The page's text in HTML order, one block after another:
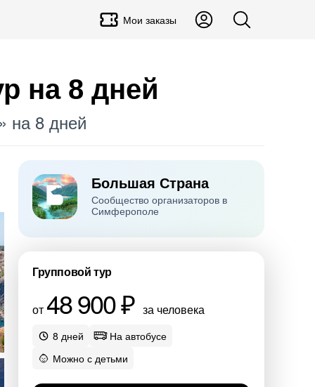
Мои заказы
на 8 дней
на 8 дней
Большая Страна
Сообщество организаторов в
Симферополе
Групповой тур
от 48 900 ₽ за человека
8 дней
На автобусе
Можно с детьми